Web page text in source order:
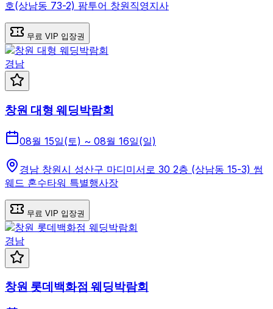
호(상남동 73-2) 팜투어 창원직영지사
무료 VIP 입장권
경남
창원 대형 웨딩박람회
08월 15일(토) ~ 08월 16일(일)
경남 창원시 성산구 마디미서로 30 2층 (상남동 15-3) 썸
웨드 혼수타워 특별행사장
무료 VIP 입장권
경남
창원 롯데백화점 웨딩박람회